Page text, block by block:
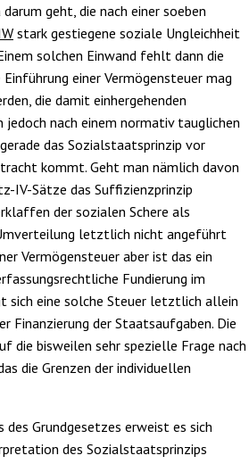
geht, die nach einer soeben
stark gestiegene soziale Ungleichheit
solchen Einwand fehlt dann die
einer Vermögensteuer mag
die damit einhergehenden
nach einem normativ tauglichen
das Sozialstaatsprinzip vor
kommt. Geht man nämlich davon
IV-Sätze das Suffizienzprinzip
der sozialen Schere als
letztlich nicht angeführt
Vermögensteuer aber ist das ein
Fundierung im
eine solche Steuer letztlich allein
Finanzierung der Staatsaufgaben. Die
die bisweilen sehr spezielle Frage nach
die Grenzen der individuellen
des Grundgesetzes erweist es sich
des Sozialstaatsprinzips